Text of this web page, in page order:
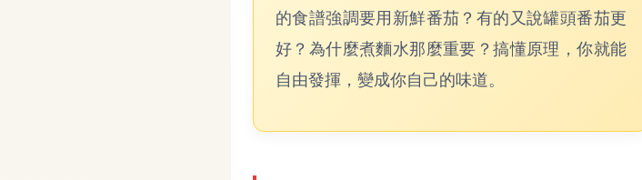
的食譜強調要用新鮮番茄？有的又說罐頭番茄更
好？為什麼煮麵水那麼重要？搞懂原理，你就能
自由發揮，變成你自己的味道。